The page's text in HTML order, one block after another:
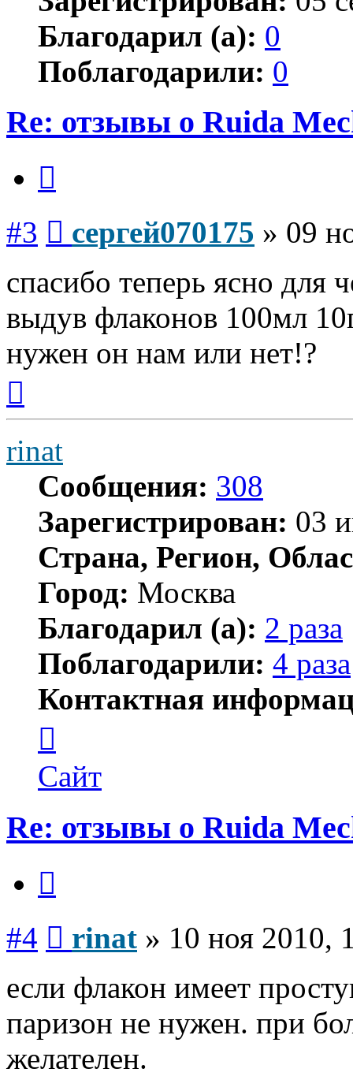
Благодарил (а): 0
Поблагодарили: 0
Re: отзывы о Ruida
#3 сергей070175 » 09
спасибо теперь ясно для
выдув флаконов 100мл
нужен он нам или нет!?
началу
rinat
Сообщения: 308
Зарегистрирован: 03
Страна, Регион,
Город: Москва
Благодарил (а): 2 раза
Поблагодарили: 4 раза
Контактная
пользователя
rinat
Сайт
Re: отзывы о Ruida
#4 rinat » 10 ноя 2010,
если флакон имеет
паризон не нужен. при
желателен.